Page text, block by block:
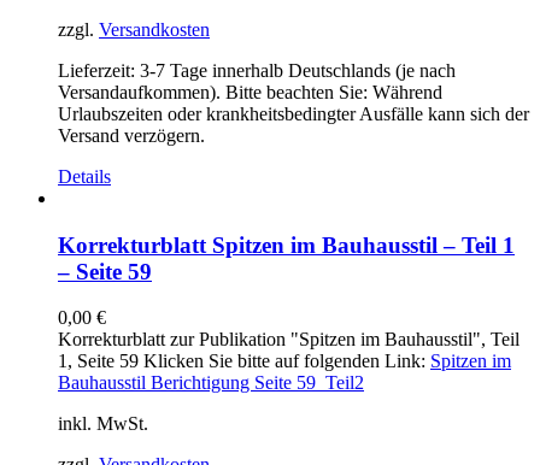
zzgl. Versandkosten
Lieferzeit: 3-7 Tage innerhalb Deutschlands (je nach
Versandaufkommen). Bitte beachten Sie: Während
Urlaubszeiten oder krankheitsbedingter Ausfälle kann sich der
Versand verzögern.
Details
Korrekturblatt Spitzen im Bauhausstil – Teil 1
– Seite 59
0,00 €
Korrekturblatt zur Publikation "Spitzen im Bauhausstil", Teil
1, Seite 59 Klicken Sie bitte auf folgenden Link: Spitzen im
Bauhausstil Berichtigung Seite 59_Teil2
inkl. MwSt.